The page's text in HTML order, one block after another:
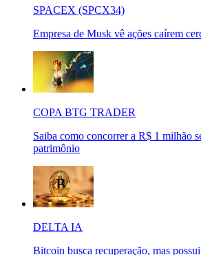
SPACEX (SPCX34)
Empresa de Musk vê ações caírem
COPA BTG TRADER
Saiba como concorrer a R$ 1 milhão
patrimônio
DELTA IA
Bitcoin busca recuperação, mas